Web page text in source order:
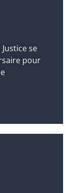
se
pour